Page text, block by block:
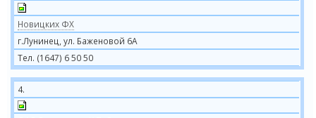
Новицких ФХ
г.Лунинец, ул. Баженовой 6А
Тел. (1647) 6 50 50
4.